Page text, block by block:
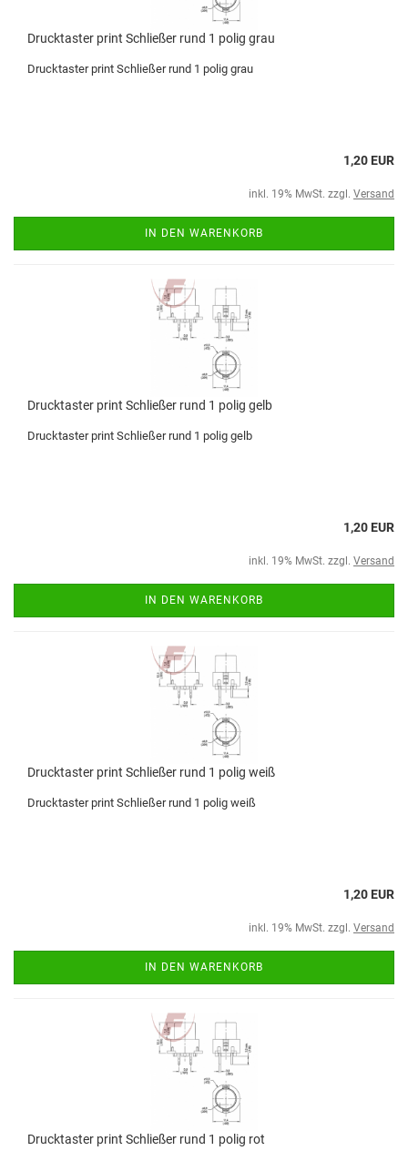
Drucktaster print Schließer rund 1 polig grau
Drucktaster print Schließer rund 1 polig grau
1,20 EUR
inkl. 19% MwSt. zzgl. Versand
IN DEN WARENKORB
Drucktaster print Schließer rund 1 polig gelb
Drucktaster print Schließer rund 1 polig gelb
1,20 EUR
inkl. 19% MwSt. zzgl. Versand
IN DEN WARENKORB
Drucktaster print Schließer rund 1 polig weiß
Drucktaster print Schließer rund 1 polig weiß
1,20 EUR
inkl. 19% MwSt. zzgl. Versand
IN DEN WARENKORB
Drucktaster print Schließer rund 1 polig rot